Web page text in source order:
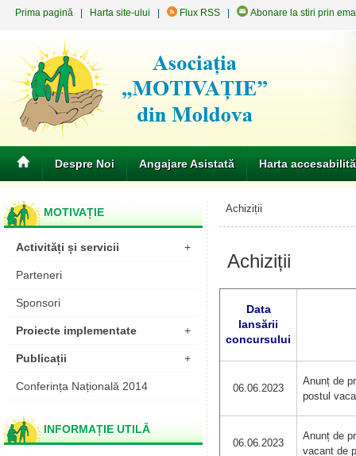
Prima pagină Harta site-ului Flux RSS Abonare la stiri prin
Despre Noi Angajare Asistată Harta
MOTIVAȚIE
Activități și servicii +
Parteneri
Sponsori
Proiecte implementate +
Publicații +
Conferința Națională 2014
INFORMAȚIE UTILĂ
Achiziții
Achiziții
Data
lansării
concursului
06.06.2023
Anunț de
postul
06.06.2023
Anunț de
vacant de